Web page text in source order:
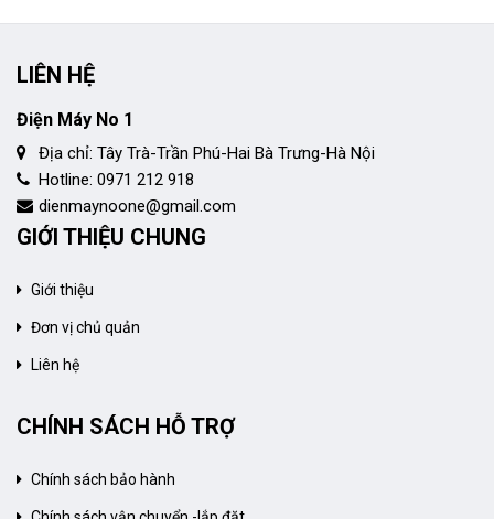
LIÊN HỆ
Điện Máy No 1
Địa chỉ: Tây Trà-Trần Phú-Hai Bà Trưng-Hà Nội
Hotline: 0971 212 918
dienmaynoone@gmail.com
GIỚI THIỆU CHUNG
Giới thiệu
Đơn vị chủ quản
Liên hệ
CHÍNH SÁCH HỖ TRỢ
Chính sách bảo hành